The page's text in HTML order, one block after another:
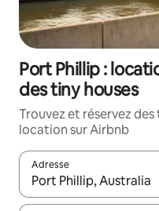
Port Phillip :
des tiny houses
Trouvez et réservez
location sur Airbnb
Adresse
Lorsque les résultats